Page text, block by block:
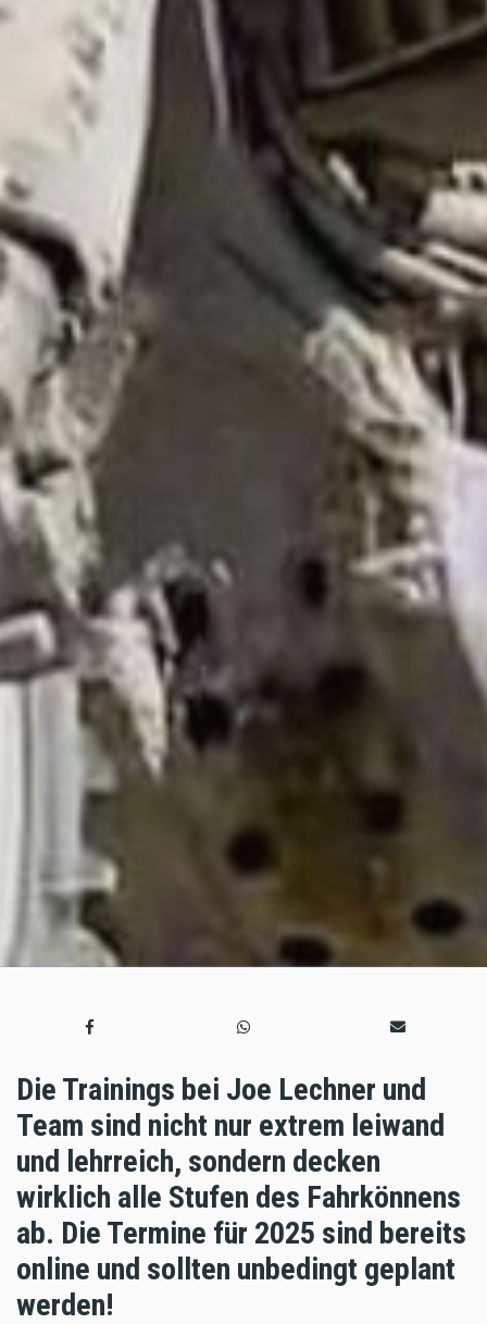
Die Trainings bei Joe Lechner und
Team sind nicht nur extrem leiwand
und lehrreich, sondern decken
wirklich alle Stufen des Fahrkönnens
ab. Die Termine für 2025 sind bereits
online und sollten unbedingt geplant
werden!